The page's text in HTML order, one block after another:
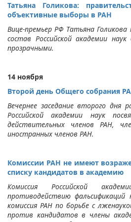
Татьяна Голикова:
объективные выборы в РАН
Вице-премьер РФ Татьяна
состав Российской академии
прозрачными.
14 ноября
Второй день Общего собрания
Вечернее заседание второго дня
Российской академии наук
действительных членов РАН,
иностранных членов РАН.
Комиссии РАН не имеют
списку кандидатов в академию
Комиссия Российской
противодействию фальсификаций
комиссия РАН по борьбе с
против кандидатов в члены